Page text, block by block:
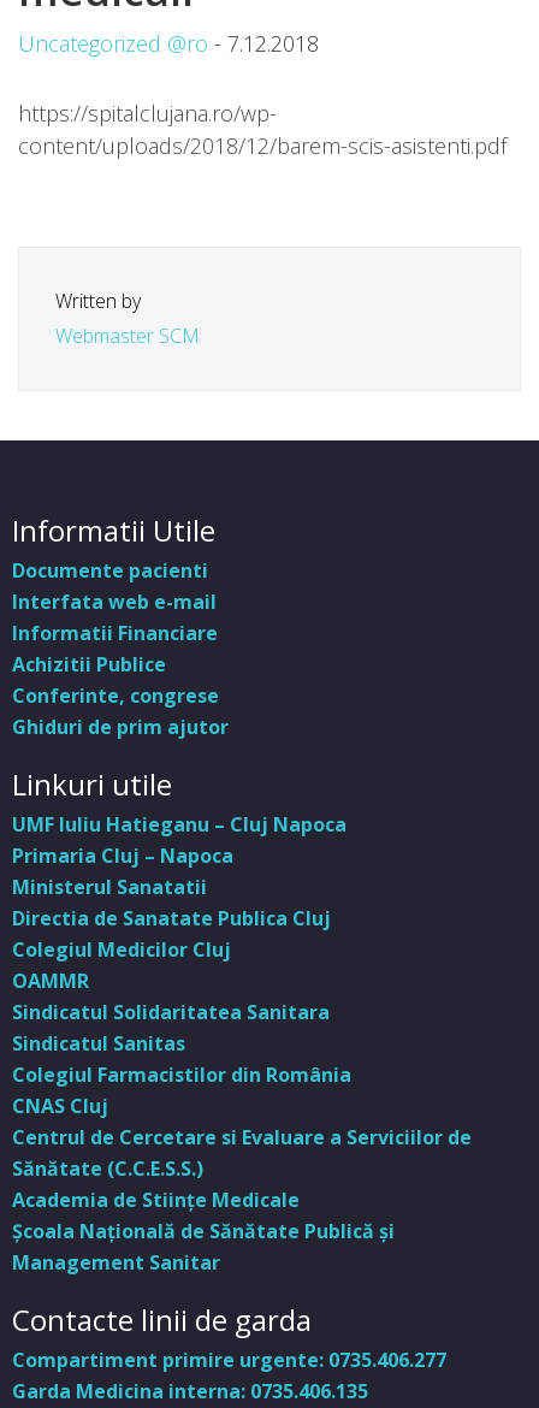
Uncategorized @ro - 7.12.2018
https://spitalclujana.ro/wp-
content/uploads/2018/12/barem-scis-asistenti.pdf
Written by
Webmaster SCM
Informatii Utile
Documente pacienti
Interfata web e-mail
Informatii Financiare
Achizitii Publice
Conferinte, congrese
Ghiduri de prim ajutor
Linkuri utile
UMF Iuliu Hatieganu – Cluj Napoca
Primaria Cluj – Napoca
Ministerul Sanatatii
Directia de Sanatate Publica Cluj
Colegiul Medicilor Cluj
OAMMR
Sindicatul Solidaritatea Sanitara
Sindicatul Sanitas
Colegiul Farmacistilor din România
CNAS Cluj
Centrul de Cercetare si Evaluare a Serviciilor de
Sănătate (C.C.E.S.S.)
Academia de Stiinţe Medicale
Şcoala Naţională de Sănătate Publică şi
Management Sanitar
Contacte linii de garda
Compartiment primire urgente: 0735.406.277
Garda Medicina interna: 0735.406.135